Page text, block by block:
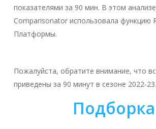
показателями за 90 мин. В этом
Comparisonator использовала функцию
Платформы.
Пожалуйста, обратите внимание, что
приведены за 90 минут в сезоне 2022-23.
Подборка